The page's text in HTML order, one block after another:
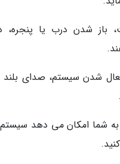
باز شدن درب یا پنجره،
شدن سیستم، صدای بلند
به شما امکان می دهد سیستم